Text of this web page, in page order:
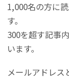
1,000名の方に
す。
300を超す記事
います。
メールアドレス